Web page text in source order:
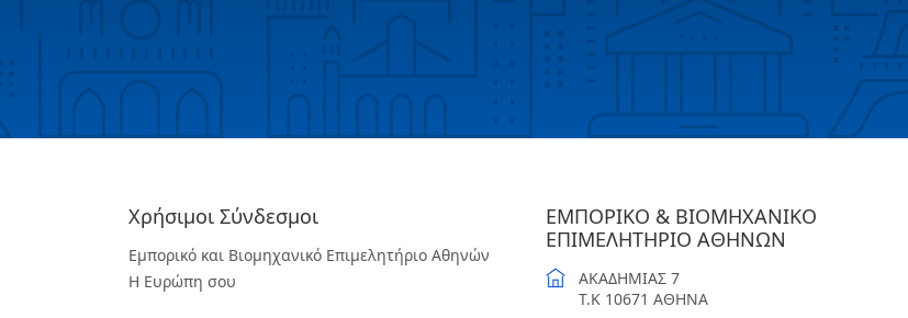
Χρήσιμοι Σύνδεσμοι
Εμπορικό και Βιομηχανικό Επιμελητήριο Αθηνών
Η Ευρώπη σου
ΕΜΠΟΡΙΚΟ & ΒΙΟΜΗΧΑΝΙΚΟ
ΕΠΙΜΕΛΗΤΗΡΙΟ ΑΘΗΝΩΝ
ΑΚΑΔΗΜΙΑΣ 7
T.K 10671 ΑΘΗΝΑ